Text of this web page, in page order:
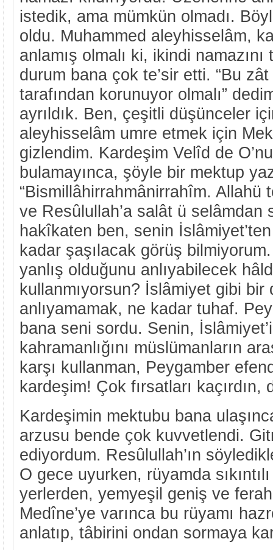
istedik, ama mümkün olmadı.
oldu. Muhammed aleyhisselâm,
anlamış olmalı ki, ikindi namazını
durum bana çok te’sir etti. “Bu
tarafından korunuyor olmalı”
ayrıldık. Ben, çeşitli düşünceler
aleyhisselâm umre etmek için
gizlendim. Kardeşim Velîd de
bulamayınca, şöyle bir mektup
“Bismillâhirrahmânirrahîm. Allahü
ve Resûlullah’a salât ü selâmdan
hakîkaten ben, senin
kadar şaşılacak görüş
yanlış olduğunu anlıyabilecek
kullanmıyorsun? İslâmiyet gibi bir
anlıyamamak, ne kadar tuhaf.
bana seni sordu. Senin,
kahramanlığını müslümanların
karşı kullanman, Peygamber
kardeşim! Çok fırsatları kaçırdın,
Kardeşimin mektubu bana
arzusu bende çok kuvvetlendi.
ediyordum. Resûlullah’ın
O gece uyurken, rüyamda
yerlerden, yemyeşil geniş ve ferah
Medîne’ye varınca bu rüyamı
anlatıp, tâbirini ondan sormaya